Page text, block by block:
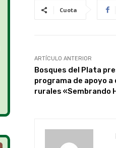
Cuota
ARTÍCULO ANTERIOR
Bosques del Plata
programa de apoyo a
rurales «Sembrando